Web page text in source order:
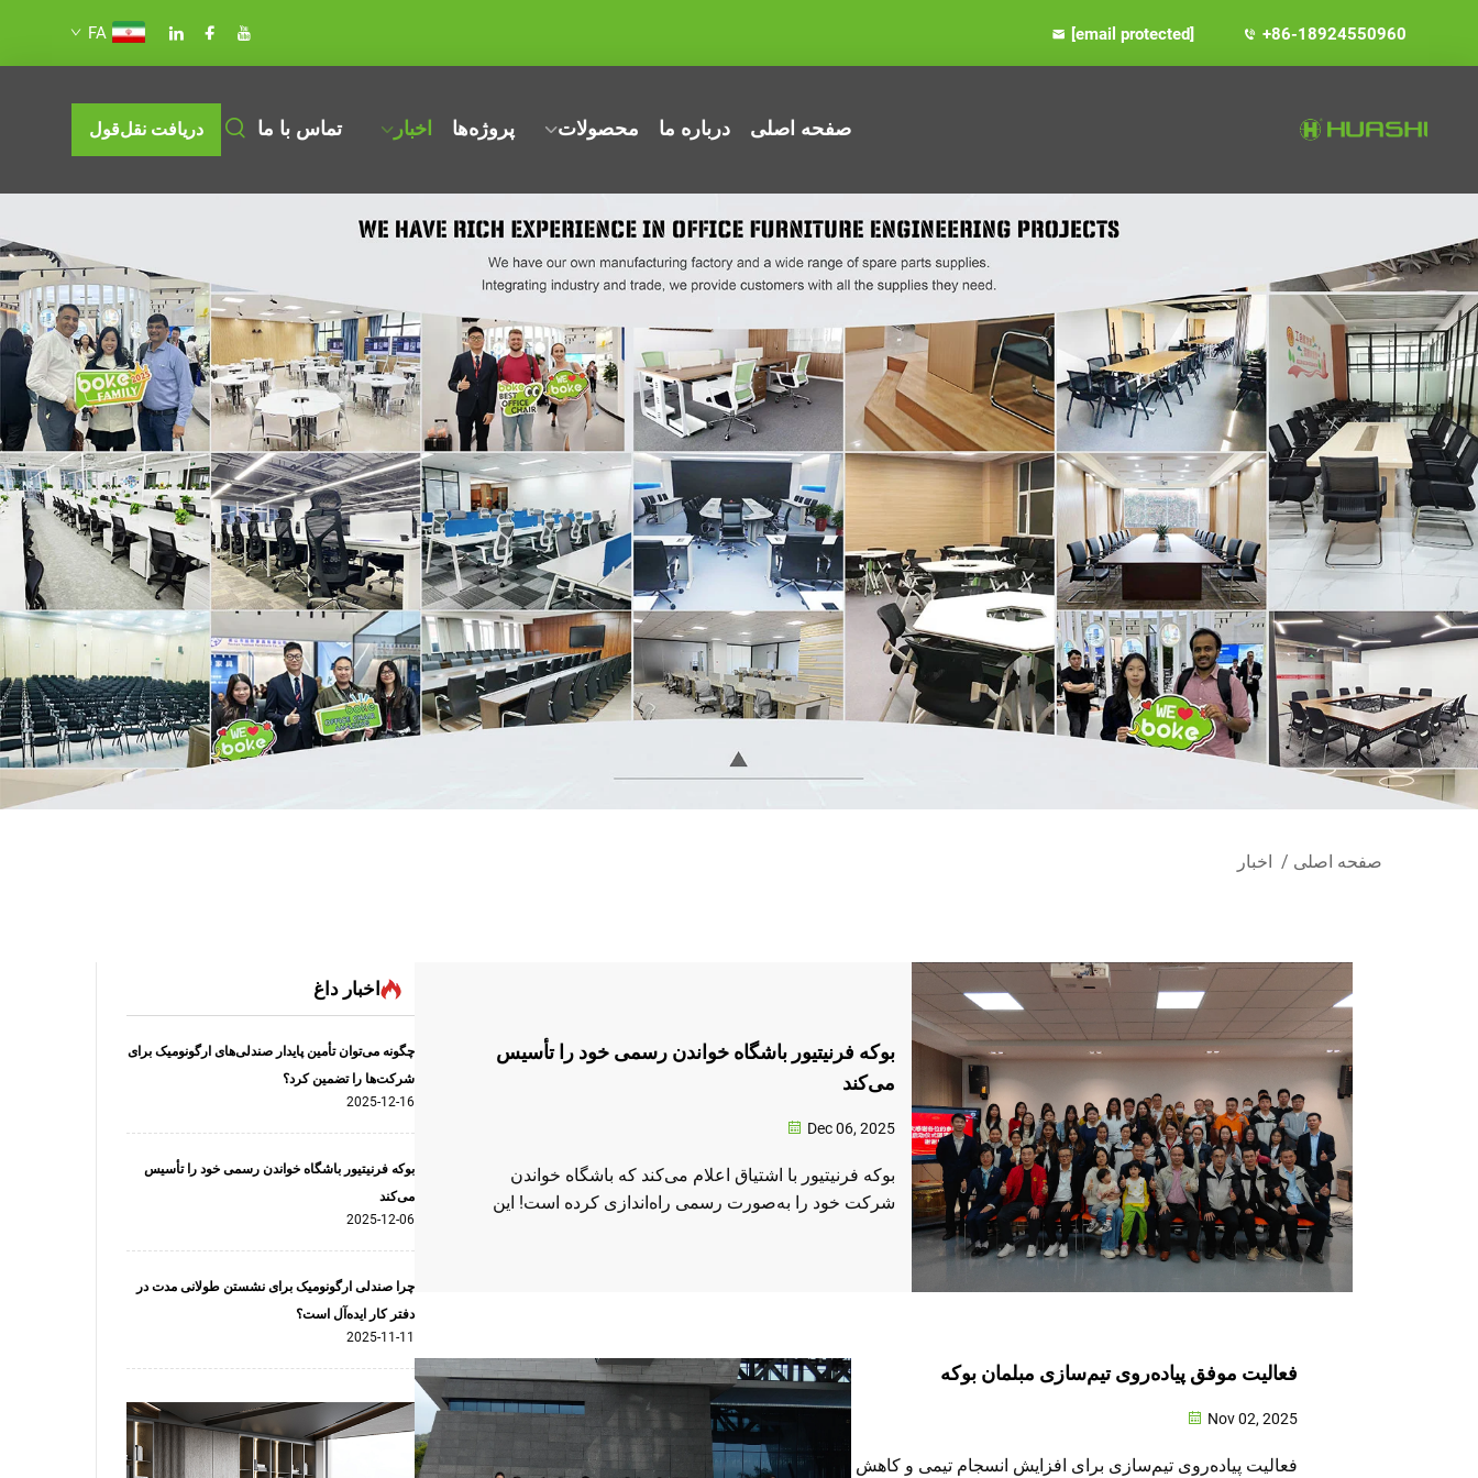
+86-18924550960
[email protected]
FA
صفحه اصلی درباره ما محصولات پروژه‌ها اخبار تماس با ما دریافت نقل‌قول
صفحه اصلی / اخبار
بوکه فرنیتیور باشگاه خواندن رسمی خود را تأسیس
می‌کند
Dec 06, 2025
بوکه فرنیتیور با اشتیاق اعلام می‌کند که باشگاه خواندن
شرکت خود را به‌صورت رسمی راه‌اندازی کرده است! این
فعالیت موفق پیاده‌روی تیم‌سازی مبلمان بوکه
Nov 02, 2025
فعالیت پیاده‌روی تیم‌سازی برای افزایش انسجام تیمی و کاهش
اخبار داغ
چگونه می‌توان تأمین پایدار صندلی‌های ارگونومیک برای
شرکت‌ها را تضمین کرد؟
2025-12-16
بوکه فرنیتیور باشگاه خواندن رسمی خود را تأسیس
می‌کند
2025-12-06
چرا صندلی ارگونومیک برای نشستن طولانی مدت در
دفتر کار ایده‌آل است؟
2025-11-11